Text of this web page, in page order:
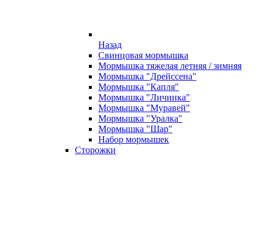
Назад
Свинцовая мормышка
Мормышка тяжелая летняя / зимняя
Мормышка "Дрейссена"
Мормышка "Капля"
Мормышка "Личинка"
Мормышка "Муравей"
Мормышка "Уралка"
Мормышка "Шар"
Набор мормышек
Сторожки